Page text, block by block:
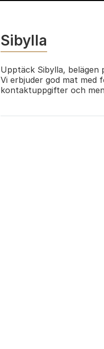
Sibylla
Upptäck Sibylla, belägen
Vi erbjuder god mat med
kontaktuppgifter och